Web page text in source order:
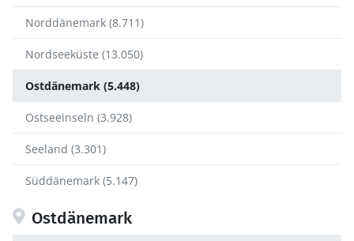
Norddänemark (8.711)
Nordseeküste (13.050)
Ostdänemark (5.448)
Ostseeinseln (3.928)
Seeland (3.301)
Süddänemark (5.147)
Ostdänemark